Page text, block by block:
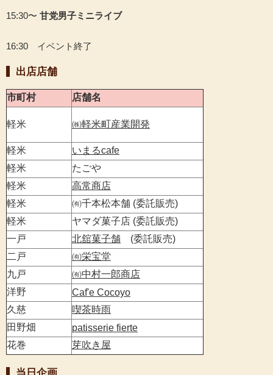
15:30〜 甘党男子ミニライブ
16:30 イベント終了
出店店舗
市町村 店舗名
軽米 ㈱軽米町産業開発
軽米
いまるcafe
軽米
たごや
軽米
高常商店
軽米
㈲千本松本舗 (委託販売)
軽米
ヤマダ菓子店 (委託販売)
一戸
北舘菓子舗 (委託販売)
二戸
㈲栄宝堂
九戸
㈲中村一郎商店
洋野
Caf'e Cocoyo
久慈
喫茶時雨
田野畑
patisserie fierte
花巻
芽吹き屋
当日企画